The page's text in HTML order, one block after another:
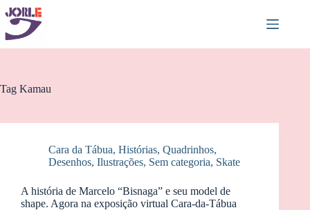
Pular
para
conteúdo
Tag Kamau
Cara da Tábua, Histórias, Quadrinhos,
Desenhos, Ilustrações, Sem categoria, Skate
A história de Marcelo “Bisnaga” e seu model de
shape. Agora na exposição virtual Cara-da-Tábua